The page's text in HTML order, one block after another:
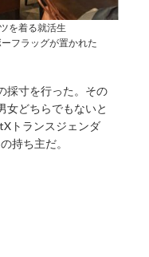
を着る就活生
フラッグが置かれた
採寸を行った。その
女どちらでもないと
トランスジェンダ
持ち主だ。